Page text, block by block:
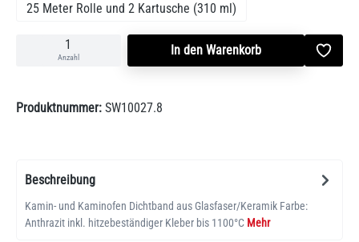
25 Meter Rolle und 2 Kartusche (310 ml)
Anzahl In den Warenkorb
Produktnummer: SW10027.8
Beschreibung
Kamin- und Kaminofen Dichtband aus Glasfaser/Keramik Farbe:
Anthrazit inkl. hitzebeständiger Kleber bis 1100°C Mehr